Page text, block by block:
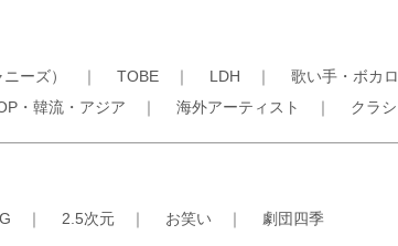
ーズ） ｜ TOBE ｜ LDH ｜ 歌い手・ボカ
・韓流・アジア ｜ 海外アーティスト ｜ クラ
｜ 2.5次元 ｜ お笑い ｜ 劇団四季